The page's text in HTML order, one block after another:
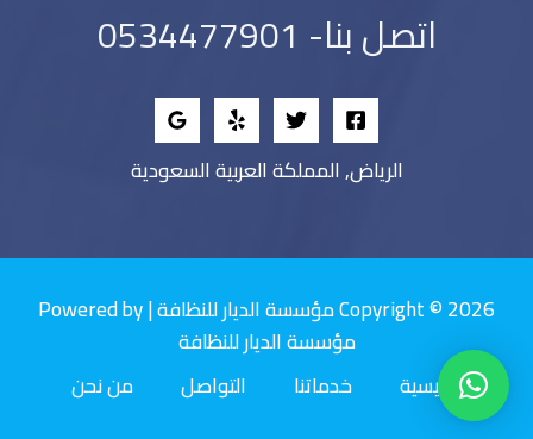
اتصل بنا- 0534477901
الرياض, المملكة العربية السعودية
Copyright © 2026 مؤسسة الديار للنظافة | Powered by
مؤسسة الديار للنظافة
الرئيسية
خدماتنا التواصل من نحن